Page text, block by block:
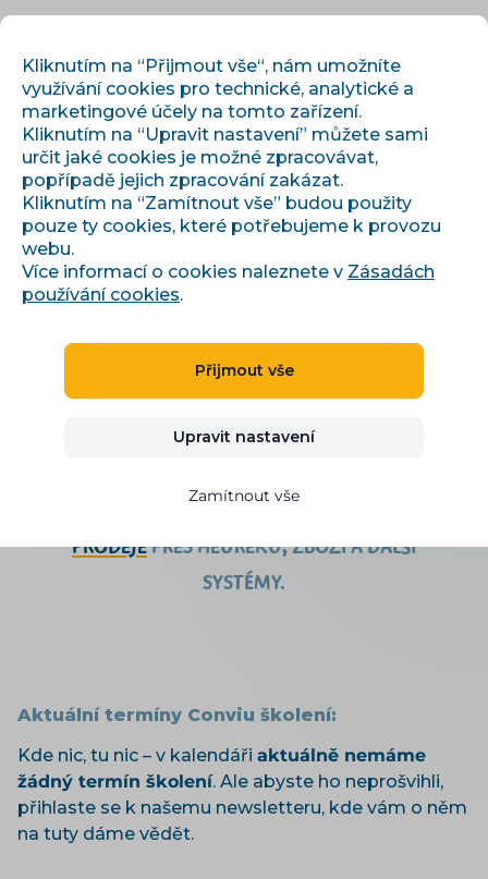
Odborná školení
PŘEHLED CONVIU ŠKOLENÍ A
WORKSHOPŮ
VYBERTE SI Z NAŠÍ NABÍDKY ŠKOLENÍ A
PRODEJEPŘES HEUREKU, ZBOŽÍ A DALŠÍ
SYSTÉMY.
Aktuální termíny Conviu školení:
Kde nic, tu nic – v kalendáři aktuálně nemáme
žádný termín školení. Ale abyste ho neprošvihli,
přihlaste se k našemu newsletteru, kde vám o něm
na tuty dáme vědět.
Kliknutím na “Přijmout vše“, nám umožníte
využívání cookies pro technické, analytické a
marketingové účely na tomto zařízení.
Kliknutím na “Upravit nastavení” můžete sami
určit jaké cookies je možné zpracovávat,
popřípadě jejich zpracování zakázat.
Kliknutím na “Zamítnout vše” budou použity
pouze ty cookies, které potřebujeme k provozu
webu.
Více informací o cookies naleznete v Zásadách
používání cookies.
Přijmout vše
Upravit nastavení
Zamítnout vše